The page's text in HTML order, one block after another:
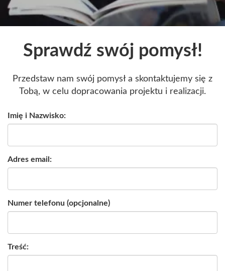
Sprawdź swój pomysł!
Przedstaw nam swój pomysł a skontaktujemy się z
Tobą, w celu dopracowania projektu i realizacji.
Imię i Nazwisko:
Adres email:
Numer telefonu (opcjonalne)
Treść: